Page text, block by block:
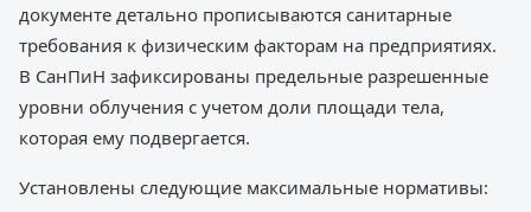
документе детально прописываются санитарные
требования к физическим факторам на предприятиях.
В СанПиН зафиксированы предельные разрешенные
уровни облучения с учетом доли площади тела,
которая ему подвергается.
Установлены следующие максимальные нормативы: